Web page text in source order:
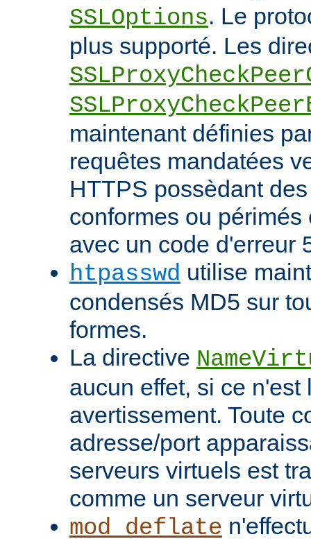
SSLOptions. Le
plus supporté. Les
maintenant définies
requêtes mandatées
HTTPS possèdant
conformes ou
avec un code d'erreur
htpasswd utilise
condensés MD5 sur
formes.
La directive
aucun effet, si ce n'est
avertissement. Toute
adresse/port
serveurs virtuels est
comme un serveur
mod_deflate